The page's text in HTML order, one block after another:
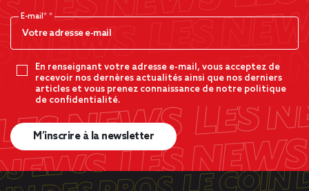
E-mail*
En renseignant votre adresse e-mail, vous acceptez de
recevoir nos dernères actualités ainsi que nos derniers
articles et vous prenez connaissance de notre politique
de confidentialité.
M’inscrire à la newsletter